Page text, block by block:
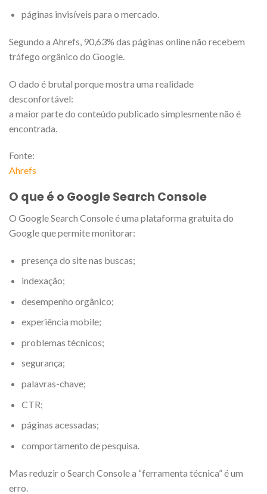
páginas invisíveis para o mercado.
Segundo a Ahrefs, 90,63% das páginas online não recebem
tráfego orgânico do Google.
O dado é brutal porque mostra uma realidade
desconfortável:
a maior parte do conteúdo publicado simplesmente não é
encontrada.
Fonte:
Ahrefs
O que é o Google Search Console
O Google Search Console é uma plataforma gratuita do
Google que permite monitorar:
presença do site nas buscas;
indexação;
desempenho orgânico;
experiência mobile;
problemas técnicos;
segurança;
palavras-chave;
CTR;
páginas acessadas;
comportamento de pesquisa.
Mas reduzir o Search Console a “ferramenta técnica” é um
erro.